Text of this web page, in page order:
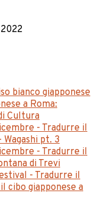
bianco giapponese
a Roma:
Cultura
- Tradurre il
pt. 3
- Tradurre il
di Trevi
- Tradurre il
cibo giapponese a